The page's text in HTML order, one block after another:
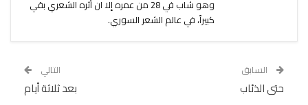
وهو شاب في 28 من عمره إلا ان أثره الشعري بقي
كبيراً، في عالم الشعر السوري.
السابق
حتى الذئاب
التالي
بعد ثلاثة أيام